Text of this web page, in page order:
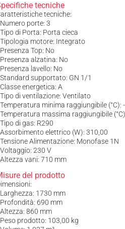
tecniche
tecniche:
Numero porte: 3
Tipo di Porta: Porta cieca
Tipologia motore: Integrato
Presenza Top: No
Presenza alzatina: No
Presenza lavello: No
Standard supportato: GN 1/1
Classe energetica: A
Tipo di ventilazione: Ventilato
Temperatura minima raggiungibile (°C):
Temperatura massima raggiungibile
Tipo di gas: R290
Assorbimento elettrico (W): 310,00
Tensione Alimentazione: Monofase 1N
Voltaggio: 230 V
Altezza vani: 710 mm
Larghezza: 1730 mm
Profondità: 690 mm
Altezza: 860 mm
Peso prodotto: 103,00 kg
del prodotto